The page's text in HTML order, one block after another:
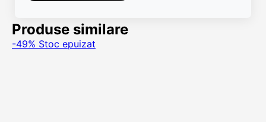
Produse similare
-49% Stoc epuizat